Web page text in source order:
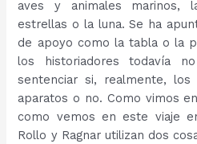
aves y animales marinos,
estrellas o la luna. Se ha
de apoyo como la tabla o la
los historiadores todavía
sentenciar si, realmente, los
aparatos o no. Como vimos
como vemos en este viaje
Rollo y Ragnar utilizan dos